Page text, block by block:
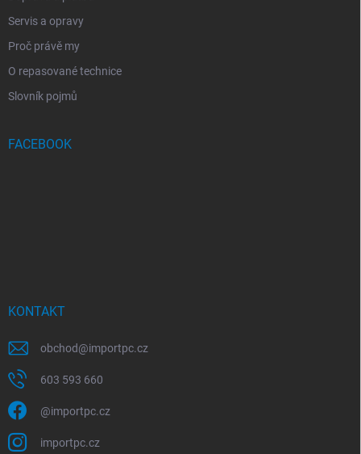
Servis a opravy
Proč právě my
O repasované technice
Slovník pojmů
FACEBOOK
KONTAKT
obchod@importpc.cz
603 593 660
@importpc.cz
importpc.cz